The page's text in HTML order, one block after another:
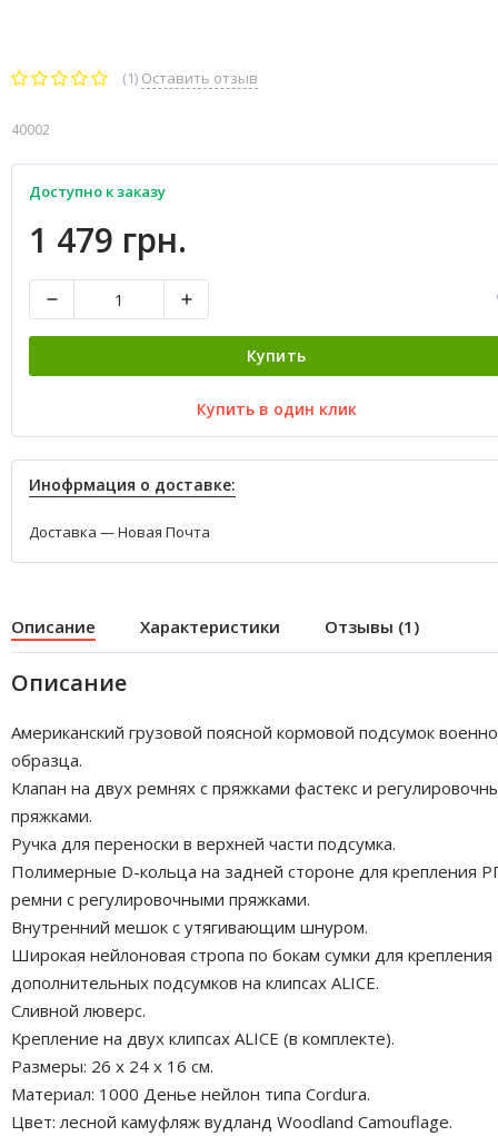
(1) Оставить отзыв
40002
Доступно к заказу
1 479 грн.
Купить
Купить в один клик
Инофрмация о доставке:
Доставка — Новая Почта
Описание Характеристики Отзывы (1)
Описание
Американский грузовой поясной кормовой подсумок
образца.
Клапан на двух ремнях с пряжками фастекс и
пряжками.
Ручка для переноски в верхней части подсумка.
Полимерные D-кольца на задней стороне для крепления
ремни с регулировочными пряжками.
Внутренний мешок с утягивающим шнуром.
Широкая нейлоновая стропа по бокам сумки для крепления
дополнительных подсумков на клипсах ALICE.
Сливной люверс.
Крепление на двух клипсах ALICE (в комплекте).
Размеры: 26 x 24 x 16 см.
Материал: 1000 Денье нейлон типа Cordura.
Цвет: лесной камуфляж вудланд Woodland Camouflage.